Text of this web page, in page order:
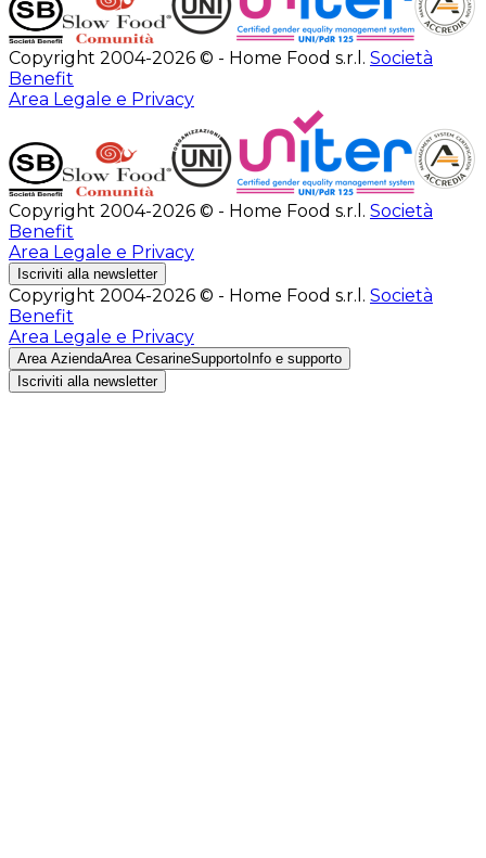
Copyright 2004-2026 © - Home Food s.r.l. Società
Benefit
Area Legale e Privacy
Copyright 2004-2026 © - Home Food s.r.l. Società
Benefit
Area Legale e Privacy
Iscriviti alla newsletter
Copyright 2004-2026 © - Home Food s.r.l. Società
Benefit
Area Legale e Privacy
Area AziendaArea CesarineSupporto Info e supporto
Iscriviti alla newsletter